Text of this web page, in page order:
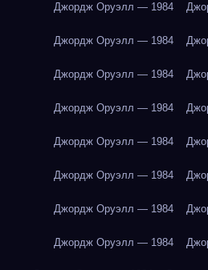
Джордж Оруэлл — 1984
Джордж Оруэлл — 1984
Джордж Оруэлл — 1984
Джордж Оруэлл — 1984
Джордж Оруэлл — 1984
Джордж Оруэлл — 1984
Джордж Оруэлл — 1984
Джордж Оруэлл — 1984